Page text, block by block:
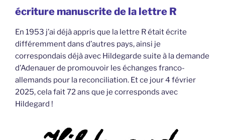
écriture manuscrite de la lettre R
En 1953 j’ai déjà appris que la lettre R était écrite
différemment dans d’autres pays, ainsi je
correspondais déjà avec Hildegarde suite à la demande
d’Adenauer de promouvoir les échanges franco-
allemands pour la reconciliation. Et ce jour 4 février
2025, cela fait 72 ans que je corresponds avec
Hildegard !